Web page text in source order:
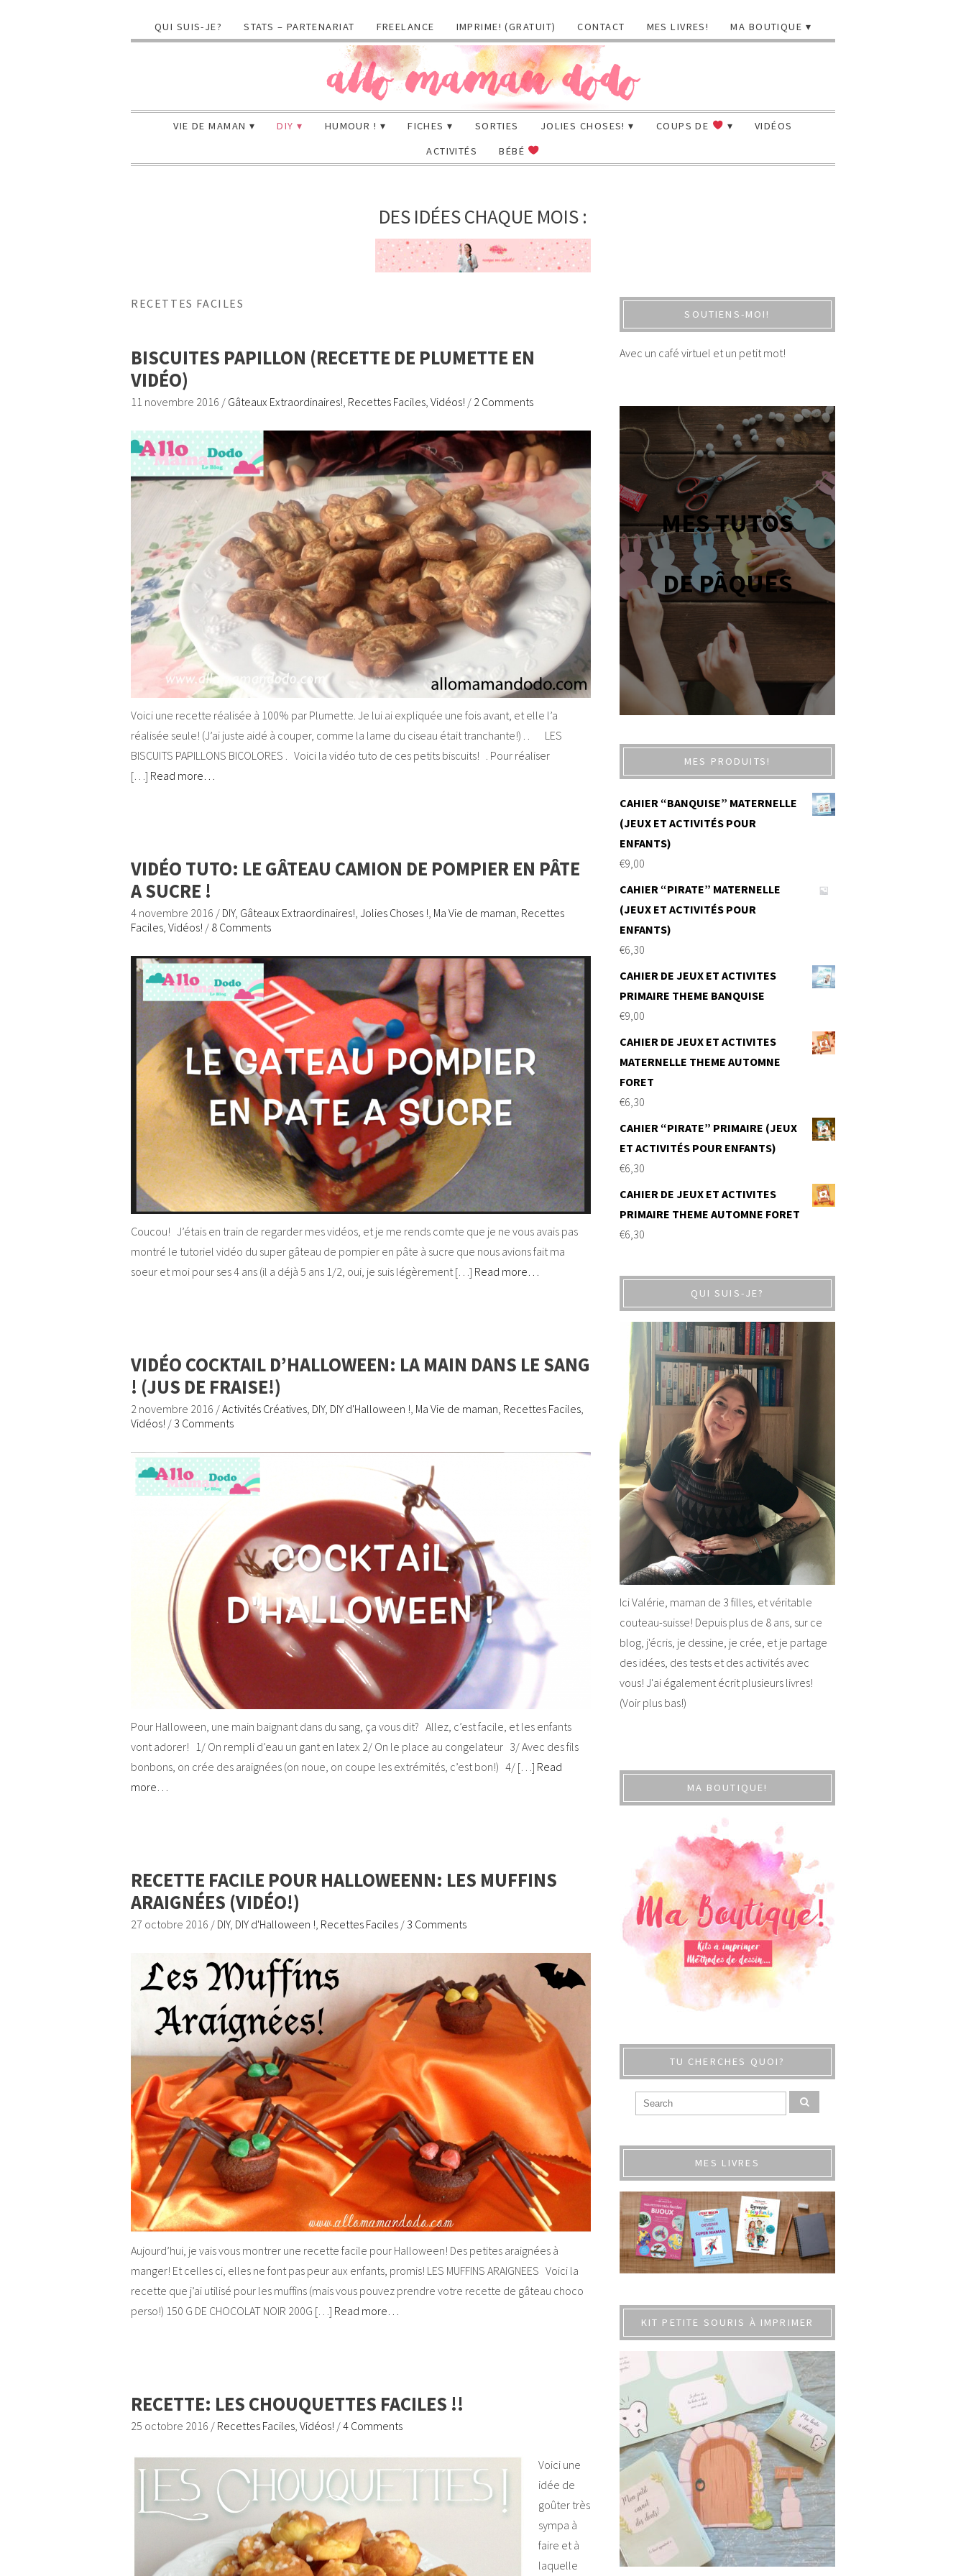
QUI SUIS-JE? STATS – PARTENARIAT FREELANCE IMPRIME! (GRATUIT) CONTACT MES LIVRES! MA BOUTIQUE
VIE DE MAMAN DIY HUMOUR ! FICHES SORTIES JOLIES CHOSES! COUPS DE
VIDÉOS
ACTIVITÉS
BÉBÉ
DES IDÉES CHAQUE MOIS :
RECETTES FACILES
BISCUITES PAPILLON (RECETTE DE PLUMETTE EN
VIDÉO)
11 novembre 2016 / Gâteaux Extraordinaires! Recettes Faciles Vidéos! / 2 Comments
Voici une recette réalisée à 100% par Plumette. Je lui ai expliquée une fois avant, et elle l’a
réalisée seule! (J’ai juste aidé à couper, comme la lame du ciseau était tranchante!) . . LES
BISCUITS PAPILLONS BICOLORES . Voici la vidéo tuto de ces petits biscuits! . Pour réaliser
[…] Read more…
VIDÉO TUTO: LE GÂTEAU CAMION DE POMPIER EN PÂTE
A SUCRE !
4 novembre 2016 / DIY, Gâteaux Extraordinaires!, Jolies Choses !, Ma Vie de maman, Recettes
Faciles, Vidéos! / 8 Comments
Coucou! J’étais en train de regarder mes vidéos, et je me rends comte que je ne vous avais pas
montré le tutoriel vidéo du super gâteau de pompier en pâte à sucre que nous avions fait ma
soeur et moi pour ses 4 ans (il a déjà 5 ans 1/2, oui, je suis légèrement […] Read more…
VIDÉO COCKTAIL D’HALLOWEEN: LA MAIN DANS LE SANG
! (JUS DE FRAISE!)
2 novembre 2016 /Activités Créatives DIY, DIY d'Halloween ! Ma Vie de maman Recettes Faciles
Vidéos! / 3 Comments
Pour Halloween, une main baignant dans du sang, ça vous dit? Allez, c’est facile, et les enfants
vont adorer! 1/ On rempli d’eau un gant en latex 2/ On le place au congelateur 3/ Avec des fils
bonbons, on crée des araignées (on noue, on coupe les extrémités, c’est bon!) 4/ […] Read
more…
RECETTE FACILE POUR HALLOWEENN: LES MUFFINS
ARAIGNÉES (VIDÉO!)
27 octobre 2016 / DIY, DIY d'Halloween !, Recettes Faciles / 3 Comments
Aujourd’hui, je vais vous montrer une recette facile pour Halloween! Des petites araignées à
manger! Et celles ci, elles ne font pas peur aux enfants, promis! LES MUFFINS ARAIGNEES Voici la
recette que j’ai utilisé pour les muffins (mais vous pouvez prendre votre recette de gâteau choco
perso!) 150 G DE CHOCOLAT NOIR 200G […] Read more…
RECETTE: LES CHOUQUETTES FACILES !!
25 octobre 2016 / Recettes Faciles, Vidéos! /4 Comments
Voici une
idée de
goûter très
sympa à
faire et à
laquelle
SOUTIENS-MOI!
Avec un café virtuel et un petit mot!
MES TUTOS
DE PÂQUES
MES PRODUITS!
CAHIER “BANQUISE” MATERNELLE
(JEUX ET ACTIVITÉS POUR
ENFANTS)
€9,00
CAHIER “PIRATE” MATERNELLE
(JEUX ET ACTIVITÉS POUR
ENFANTS)
€6,30
CAHIER DE JEUX ET ACTIVITES
PRIMAIRE THEME BANQUISE
€9,00
CAHIER DE JEUX ET ACTIVITES
MATERNELLE THEME AUTOMNE
FORET
€6,30
CAHIER “PIRATE” PRIMAIRE (JEUX
ET ACTIVITÉS POUR ENFANTS)
€6,30
CAHIER DE JEUX ET ACTIVITES
PRIMAIRE THEME AUTOMNE FORET
€6,30
QUI SUIS-JE?
Ici Valérie, maman de 3 filles, et véritable
couteau-suisse! Depuis plus de 8 ans, sur ce
blog, j'écris, je dessine, je crée, et je partage
des idées, des tests et des activités avec
vous! J'ai également écrit plusieurs livres!
(Voir plus bas!)
MA BOUTIQUE!
TU CHERCHES QUOI?
MES LIVRES
KIT PETITE SOURIS À IMPRIMER